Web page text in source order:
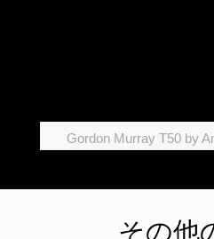
Gordon Murray T50 by
その他